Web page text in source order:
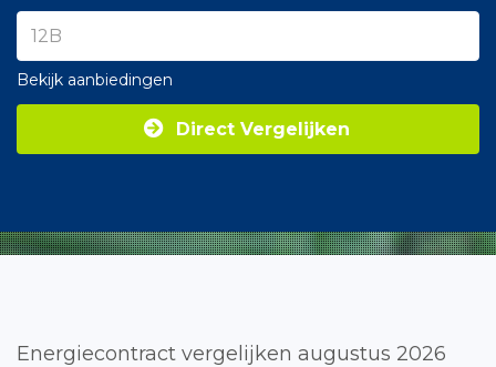
Bekijk aanbiedingen
Direct Vergelijken
Energiecontract vergelijken augustus 2026